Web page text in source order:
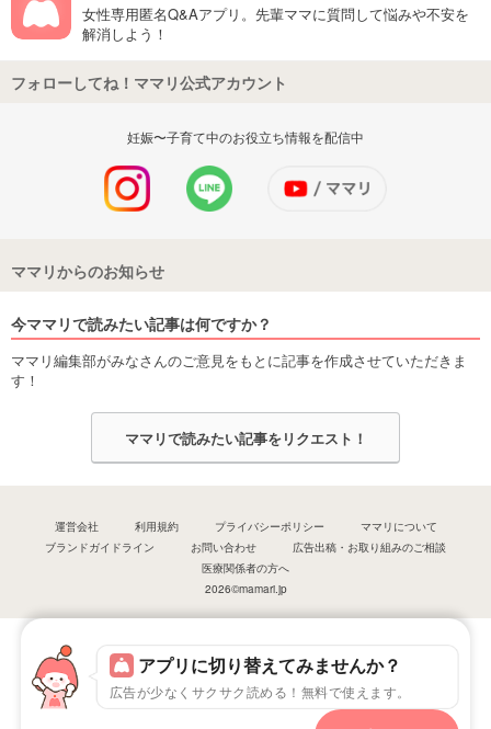
アプリに切り替えてみませんか？
広告が少なくサクサク読める！無料で使えます。
女性専用匿名Q&Aアプリ。先輩ママに質問して悩みや不安を
解消しよう！
フォローしてね！ママリ公式アカウント
妊娠〜子育て中のお役立ち情報を配信中
ママリからのお知らせ
今ママリで読みたい記事は何ですか？
ママリ編集部がみなさんのご意見をもとに記事を作成させていただきま
す！
ママリで読みたい記事をリクエスト！
運営会社 利用規約 プライバシーポリシー
ママリについて
ブランドガイドライン
お問い合わせ
広告出稿・お取り組みのご相談
医療関係者の方へ
2026©mamari.jp